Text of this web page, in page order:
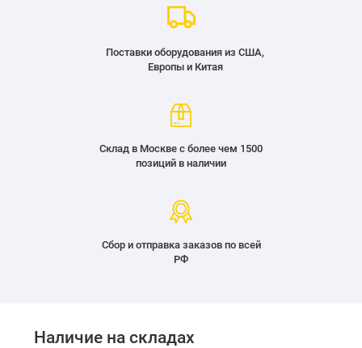
Поставки оборудования из США,
Европы и Китая
Склад в Москве с более чем 1500
позиций в наличии
Сбор и отправка заказов по всей
РФ
Наличие на складах